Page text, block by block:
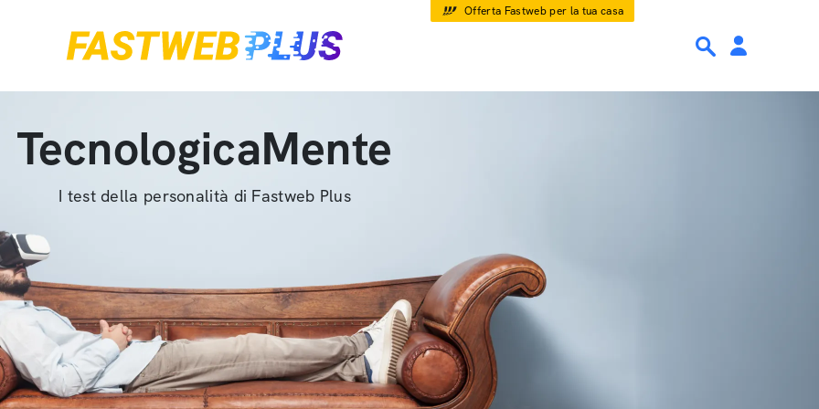
Offerta Fastweb per la tua casa
TecnologicaMente
I test della personalità di Fastweb Plus